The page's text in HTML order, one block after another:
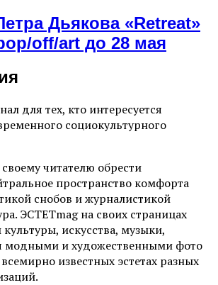
Дьякова «Retreat»
off/art до 28 мая
для тех, кто интересуется
социокультурного
читателю обрести
пространство комфорта
снобов и журналистикой
ЭСТЕТmag на своих страницах
искусства, музыки,
модными и художественными фото
известных эстетах разных